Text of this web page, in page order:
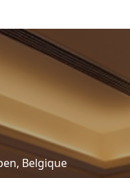
Belgique